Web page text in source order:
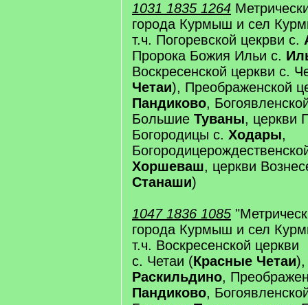
1031 1835 1264
города Курмыш и сел
т.ч. Погоревской цекрви с.
Пророка Божия Ильи с.
Воскресенской церкви с.
Четаи), Преображенской
Пандиково,
Большие Туваны, церкви
Богородицы с. Ходары,
Хоршеваш, церкви
Станаши)
1047 1836 1085
города Курмыш и сел
т.ч. Воскресенской церкви
с. Четаи (Красные Четаи),
Раскильдино,
Пандиково,